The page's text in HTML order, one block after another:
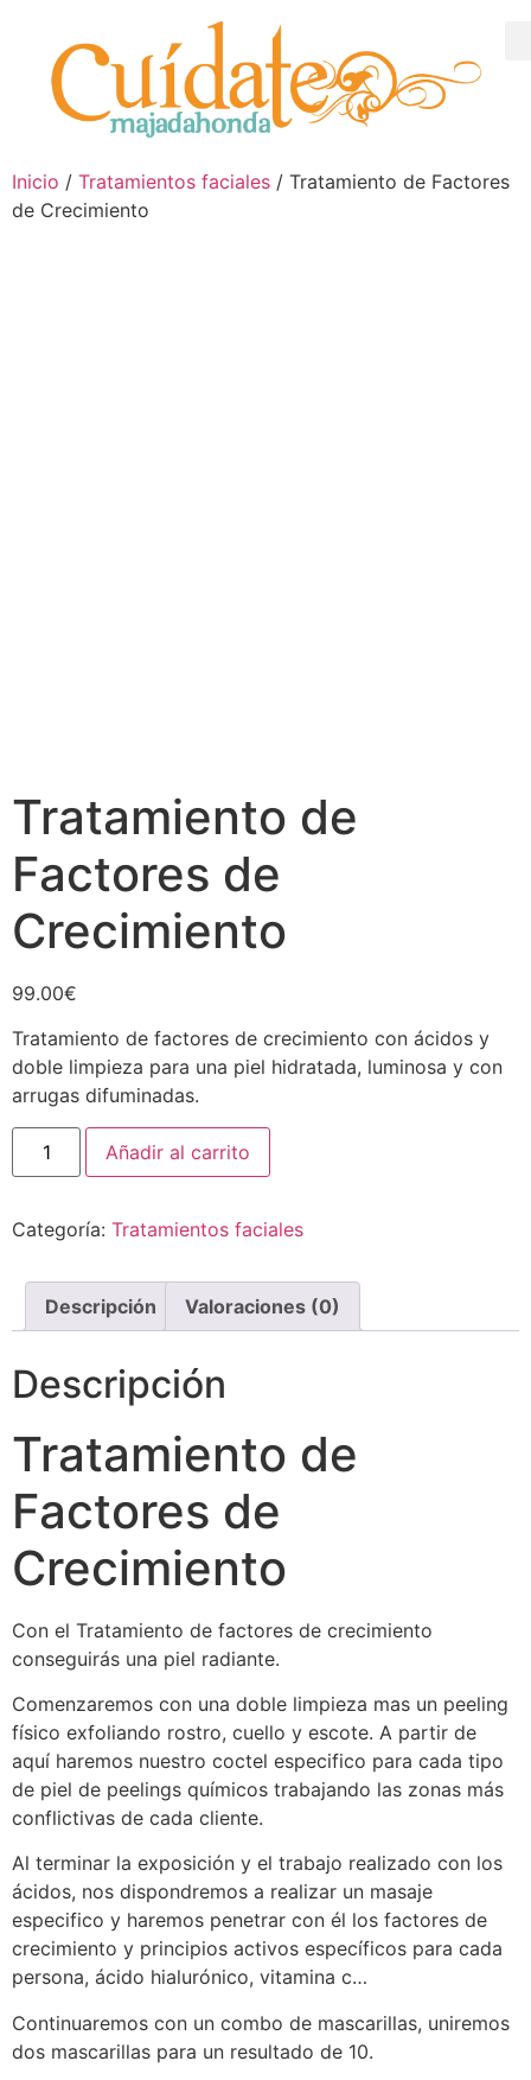
Inicio / Tratamientos faciales / Tratamiento de Factores
de Crecimiento
Tratamiento de
Factores de
Crecimiento
99.00€
Tratamiento de factores de crecimiento con ácidos y
doble limpieza para una piel hidratada, luminosa y con
arrugas difuminadas.
Añadir al carrito
Categoría: Tratamientos faciales
Descripción Valoraciones (0)
Descripción
Tratamiento de
Factores de
Crecimiento
Con el Tratamiento de factores de crecimiento
conseguirás una piel radiante.
Comenzaremos con una doble limpieza mas un peeling
físico exfoliando rostro, cuello y escote. A partir de
aquí haremos nuestro coctel especifico para cada tipo
de piel de peelings químicos trabajando las zonas más
conflictivas de cada cliente.
Al terminar la exposición y el trabajo realizado con los
ácidos, nos dispondremos a realizar un masaje
especifico y haremos penetrar con él los factores de
crecimiento y principios activos específicos para cada
persona, ácido hialurónico, vitamina c…
Continuaremos con un combo de mascarillas, uniremos
dos mascarillas para un resultado de 10.